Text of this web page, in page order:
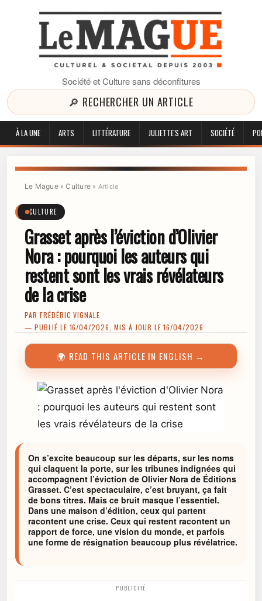
Société et Culture sans déconfitures
🔎 RECHERCHER UN ARTICLE
À LA UNE ARTS LITTÉRATURE JULIETTE'S ART SOCIÉTÉ
Le Mague»Culture» Article
CULTURE
Grasset après l’éviction d’Olivier
Nora : pourquoi les auteurs qui
restent sont les vrais révélateurs
de la crise
PAR FRÉDÉRIC VIGNALE
— PUBLIÉ LE 16/04/2026, MIS À JOUR LE 16/04/2026
🌍 READ THIS ARTICLE IN ENGLISH →
On s’excite beaucoup sur les départs, sur les noms
qui claquent la porte, sur les tribunes indignées qui
accompagnent l’éviction de Olivier Nora de Éditions
Grasset. C’est spectaculaire, c’est bruyant, ça fait
de bons titres. Mais ce bruit masque l’essentiel.
Dans une maison d’édition, ceux qui partent
racontent une crise. Ceux qui restent racontent un
rapport de force, une vision du monde, et parfois
une forme de résignation beaucoup plus révélatrice.
PUBLICITÉ